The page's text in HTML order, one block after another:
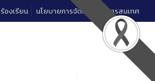
องเรียน นโยบายการจัดการด้านสารสนเทศ